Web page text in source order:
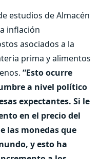
estudios de Almacén
inflación
asociados a la
prima y alimentos
“Esto ocurre
a nivel político
expectantes. Si le
en el precio del
las monedas que
y esto ha